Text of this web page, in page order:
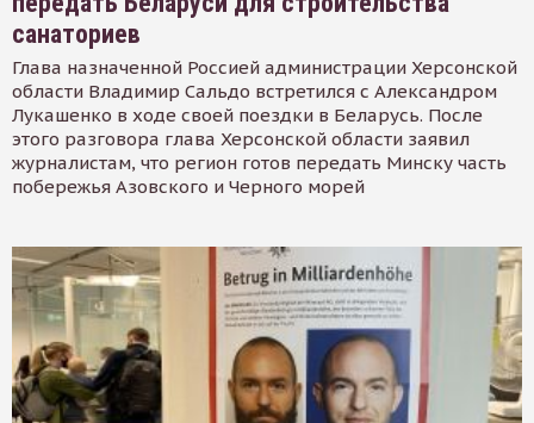
санаториев
Глава назначенной Россией администрации Херсонской
области Владимир Сальдо встретился с Александром
Лукашенко в ходе своей поездки в Беларусь. После
этого разговора глава Херсонской области заявил
журналистам, что регион готов передать Минску часть
побережья Азовского и Черного морей